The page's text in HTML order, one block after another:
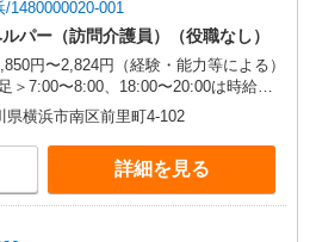
1480000020-001
パー（訪問介護員）（役職なし）
円〜2,824円（経験・能力等による）
＞7:00〜8:00、18:00〜20:00は時給
介護:2,689円、生活援助:2,189円）/日曜
時給UP（身体介護:2,824円、生活援
）
県横浜市南区前里町4-102
詳細を見る